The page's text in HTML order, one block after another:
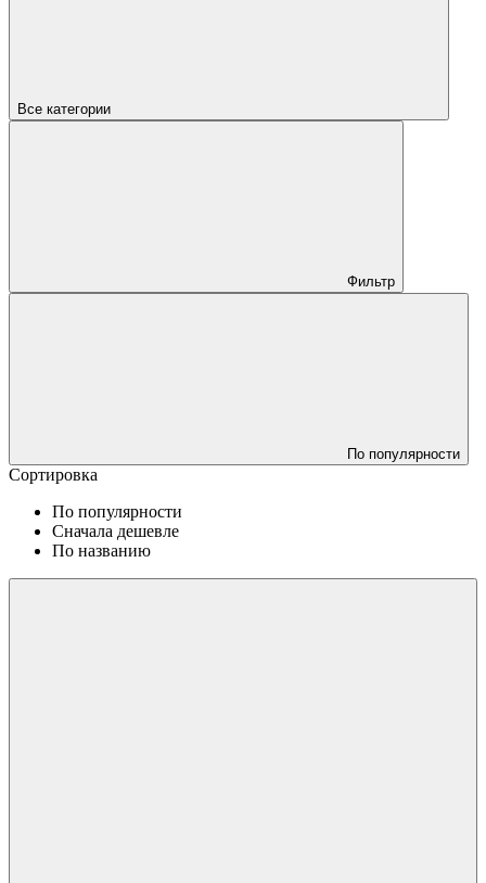
Все категории
Фильтр
По популярности
Сортировка
По популярности
Сначала дешевле
По названию